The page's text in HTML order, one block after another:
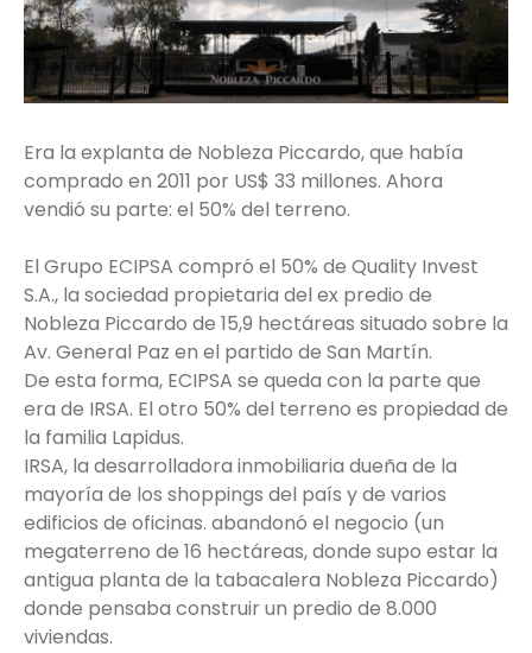
Era la explanta de Nobleza Piccardo, que había
comprado en 2011 por US$ 33 millones. Ahora
vendió su parte: el 50% del terreno.
El Grupo ECIPSA compró el 50% de Quality Invest
S.A., la sociedad propietaria del ex predio de
Nobleza Piccardo de 15,9 hectáreas situado sobre la
Av. General Paz en el partido de San Martín.
De esta forma, ECIPSA se queda con la parte que
era de IRSA. El otro 50% del terreno es propiedad de
la familia Lapidus.
IRSA, la desarrolladora inmobiliaria dueña de la
mayoría de los shoppings del país y de varios
edificios de oficinas. abandonó el negocio (un
megaterreno de 16 hectáreas, donde supo estar la
antigua planta de la tabacalera Nobleza Piccardo)
donde pensaba construir un predio de 8.000
viviendas.